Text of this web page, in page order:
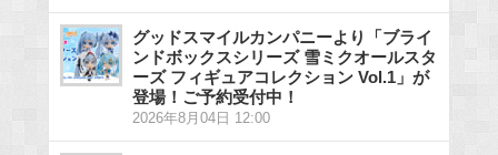
グッドスマイルカンパニーより「ブライ
ンドボックスシリーズ 雪ミクオールスタ
ーズ フィギュアコレクション Vol.1」が
登場！ご予約受付中！
2026年8月04日 12:00